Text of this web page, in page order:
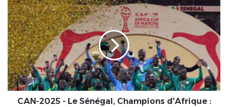
CAN-
2025
-
Le
Sénégal,
Champions
d'Afrique
:
Merci,
Gaïndés
CAN-2025 - Le Sénégal, Champions d'Afrique :